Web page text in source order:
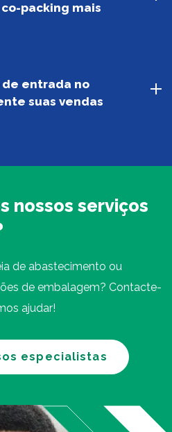
packing mais
de entrada no
suas vendas
nossos serviços
de abastecimento ou
de embalagem? Contacte-
ajudar!
especialistas